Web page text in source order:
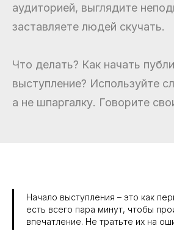
аудиторией, выглядите
заставляете людей скучать.
Что делать? Как начать
выступление? Используйте
а не шпаргалку. Говорите
Начало выступления – это как
есть всего пара минут, чтобы
впечатление. Не тратьте их на